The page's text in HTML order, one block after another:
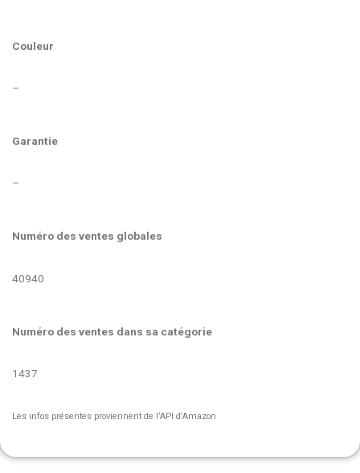
Couleur
–
Garantie
–
Numéro des ventes globales
40940
Numéro des ventes dans sa catégorie
1437
Les infos présentes proviennent de l’API d’Amazon